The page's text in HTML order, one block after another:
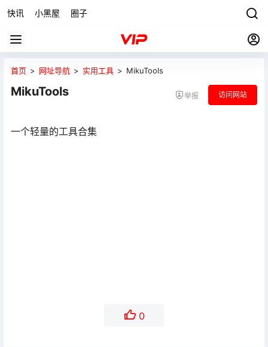
快讯 小黑屋 圈子
首页 > 网址导航 > 实用工具 > MikuTools
MikuTools 举报 访问网站
一个轻量的工具合集
0